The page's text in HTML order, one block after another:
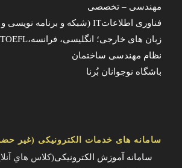
مهندسی – تخصصی
فناوری اطلاعاتIT (شبکه و برنامه نویسی و طراحی وب)
زبان های خارجی؛ انگلیسی، فرانسه،IELTS،TOEFLو…
نظام مهندسی ساختمان
باشگاه نوجوانان بُرنا
سامانه های خدمات الکترونیکی (غیر
سامانه آموزش الکترونیکی(کلاس هاي